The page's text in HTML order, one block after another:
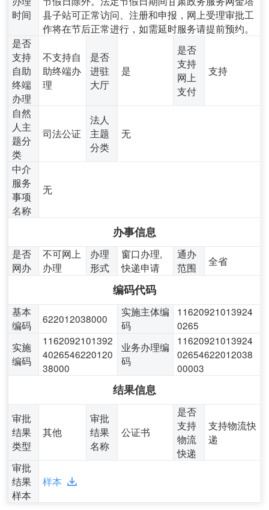
时间
县子站可正常访问、注册和申报，网上受理审批工
作将在节后正常进行，如需延时服务请提前预约。
是否
支持
自助
终端
办理
不支持自
助终端办
理
是否
进驻
大厅
是
是否
支持
网上
支付
支持
自然
人主
题分
类
司法公证
法人
主题
分类
无
中介
服务
事项
名称
无
办事信息
是否
网办
不可网上
办理
办理
形式
窗口办理,
快递申请
通办
范围
全省
编码代码
基本
编码
622012038000
实施主体编
码
11620921013924
0265
实施
编码
1162092101392
4026546220120
38000
业务办理编
码
11620921013924
02654622012038
00003
结果信息
审批
结果
类型
其他
审批
结果
名称
公证书
是否
支持
物流
快递
支持物流快
递
审批
结果
样本
样本